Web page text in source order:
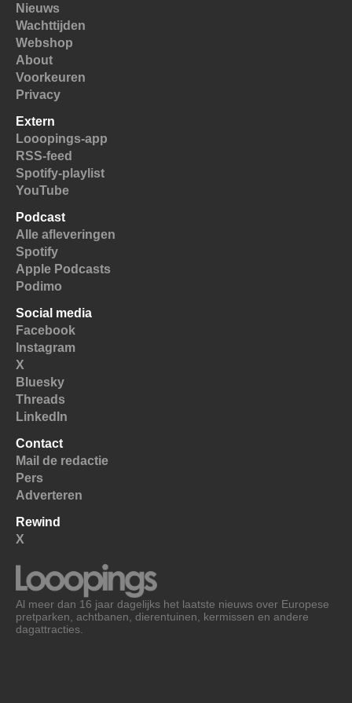
Nieuws
Wachttijden
Webshop
About
Voorkeuren
Privacy
Extern
Looopings-app
RSS-feed
Spotify-playlist
YouTube
Podcast
Alle afleveringen
Spotify
Apple Podcasts
Podimo
Social media
Facebook
Instagram
X
Bluesky
Threads
LinkedIn
Contact
Mail de redactie
Pers
Adverteren
Rewind
X
Al meer dan 16 jaar dagelijks het laatste nieuws over Europese
pretparken, achtbanen, dierentuinen, kermissen en andere
dagattracties.